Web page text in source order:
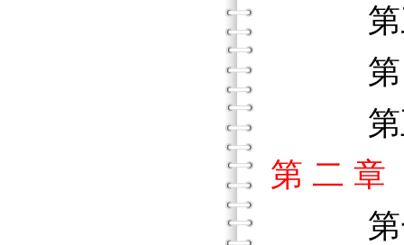
第三
第四
第五
第 二
第一